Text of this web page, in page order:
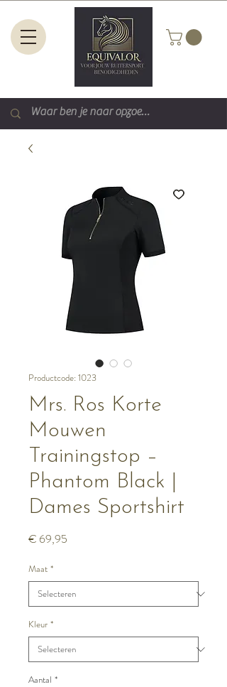
Productcode: 1023
Mrs. Ros Korte
Mouwen
Trainingstop –
Phantom Black |
Dames Sportshirt
€ 69,95
Maat *
Kleur *
Aantal *